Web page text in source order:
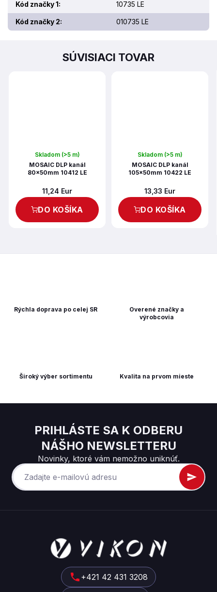
Kód značky 1: 10735 LE
Kód značky 2: 010735 LE
SÚVISIACI TOVAR
Skladom (>5 m)
MOSAIC DLP kanál
80x50mm 10412 LE
11,24 Eur
DO KOŠÍKA
Skladom (>5 m)
MOSAIC DLP kanál
105x50mm 10422 LE
13,33 Eur
DO KOŠÍKA
Kvalita na prvom mieste
Overené značky a
výrobcovia
Rýchla doprava po celej SR
Široký výber sortimentu
PRIHLÁSTE SA K ODBERU
NÁŠHO NEWSLETTERU
Novinky, ktoré vám nemožno uniknúť.
+421 42 431 3208